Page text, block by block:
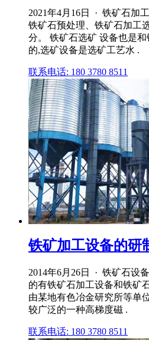
2021年4月16日 · 铁矿石加
铁矿石预处理、铁矿石加工
分。 铁矿石选矿 设备也是
的,选矿设备是选矿工艺水 .
联系电话: 180 3780 8511
铁矿加工设备的研
2014年6月26日 · 铁矿石设
的有铁矿石加工设备和铁矿
由某地有色冶金研究所等单
较广泛的一种高梯度磁 .
联系电话: 180 3780 8511